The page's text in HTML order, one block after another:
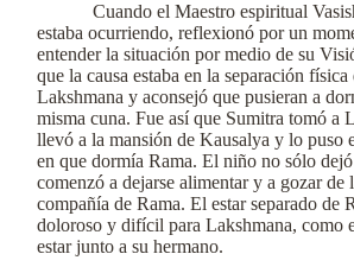
Cuando el Maestro espiritual
estaba ocurriendo, reflexionó por un
entender la situación por medio de su
que la causa estaba en la separación
Lakshmana y aconsejó que pusieran a
misma cuna. Fue así que Sumitra tomó a
llevó a la mansión de Kausalya y lo puso
en que dormía Rama. El niño no sólo
comenzó a dejarse alimentar y a gozar de
compañía de Rama. El estar separado de
doloroso y difícil para Lakshmana, como
estar junto a su hermano.